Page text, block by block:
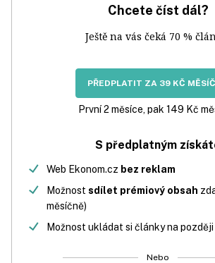
Chcete číst dál?
Ještě na vás čeká 70 %
PŘEDPLATIT ZA 39 KČ
První 2 měsíce, pak 149 Kč
S předplatným
Web Ekonom.cz bez reklam
Možnost sdílet prémiový obsah
měsíčně)
Možnost ukládat si články na později
Nebo